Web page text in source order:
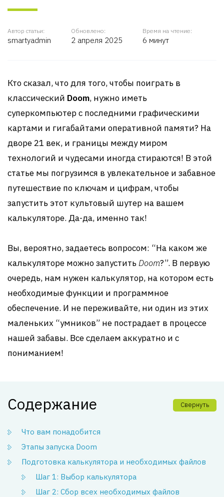
Автор статьи:
smartyadmin
Обновлено:
2 апреля 2025
Время на чтение:
6 минут
Кто сказал, что для того, чтобы поиграть в
классический Doom, нужно иметь
суперкомпьютер с последними графическими
картами и гигабайтами оперативной памяти? На
дворе 21 век, и границы между миром
технологий и чудесами иногда стираются! В этой
статье мы погрузимся в увлекательное и забавное
путешествие по ключам и цифрам, чтобы
запустить этот культовый шутер на вашем
калькуляторе. Да-да, именно так!
Вы, вероятно, задаетесь вопросом: “На каком же
калькуляторе можно запустить Doom?”. В первую
очередь, нам нужен калькулятор, на котором есть
необходимые функции и программное
обеспечение. И не переживайте, ни один из этих
маленьких “умников” не пострадает в процессе
нашей забавы. Все сделаем аккуратно и с
пониманием!
Содержание Свернуть
Что вам понадобится
Этапы запуска Doom
Подготовка калькулятора и необходимых файлов
Шаг 1: Выбор калькулятора
Шаг 2: Сбор всех необходимых файлов